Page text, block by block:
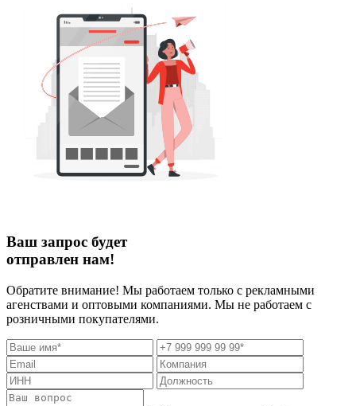
Ваш запрос будет
отправлен нам!
Обратите внимание! Мы работаем только с рекламными
агенствами и оптовыми компаниями. Мы не работаем с
розничными покупателями.